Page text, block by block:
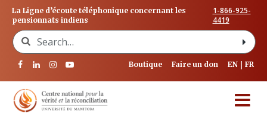
La Ligne d’écoute téléphonique concernant les
pensionnats indiens
1-866-925-
4419
Search for:
Boutique Faire un don EN FR